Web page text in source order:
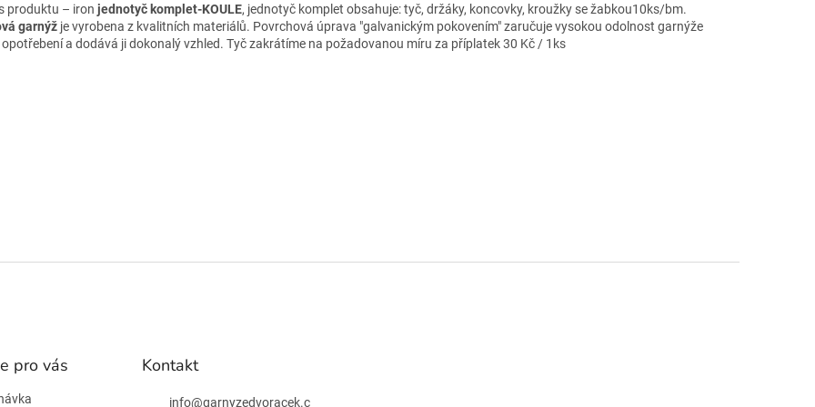
produktu – iron jednotyč komplet-KOULE, jednotyč komplet obsahuje: tyč, držáky, koncovky, kroužky se žabkou10ks/bm.
garnýž je vyrobena z kvalitních materiálů. Povrchová úprava "galvanickým pokovením" zaručuje vysokou odolnost garnýže
a dodává ji dokonalý vzhled. Tyč zakrátíme na požadovanou míru za příplatek 30 Kč / 1ks
pro vás Kontakt
info@garnyzedvoracek.c